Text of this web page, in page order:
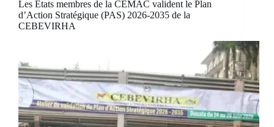
Les Etats membres de la CEMAC valident le Plan
d’Action Stratégique (PAS) 2026-2035 de la
CEBEVIRHA